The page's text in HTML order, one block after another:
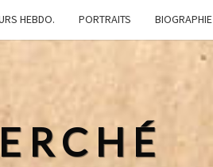
HEBDO. PORTRAITS BIOGRAPHIE